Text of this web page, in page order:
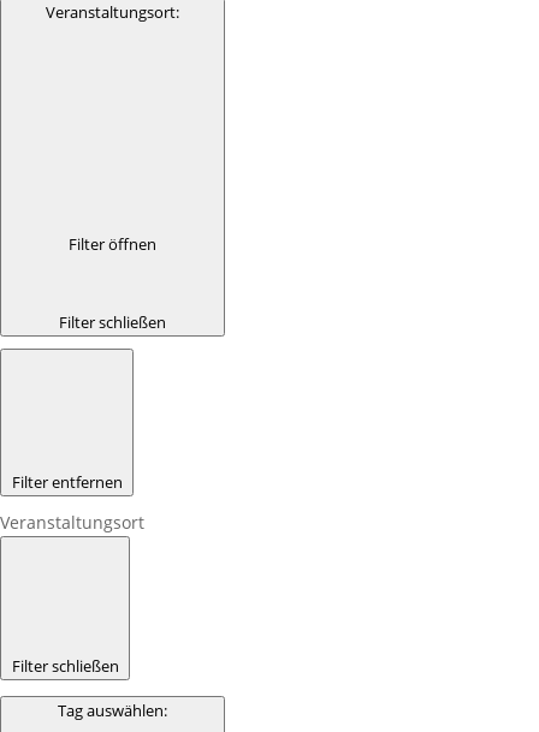
Veranstaltungsort:
Filter öffnen
Filter schließen
Filter entfernen
Veranstaltungsort
Filter schließen
Tag auswählen: